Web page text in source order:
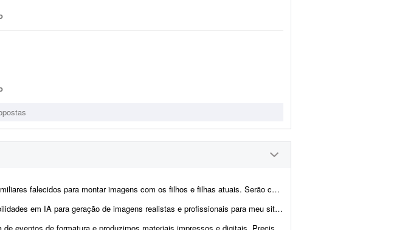
montar imagens com os filhos e filhas atuais. Serão cerca de 12 montagens, com as pessoas abraçadas e sorrindo. Qual o valor e o prazo d...
de imagens realistas e profissionais para meu site. Possuo cerca de 250 produtos (móveis em madeira e estofados) q...